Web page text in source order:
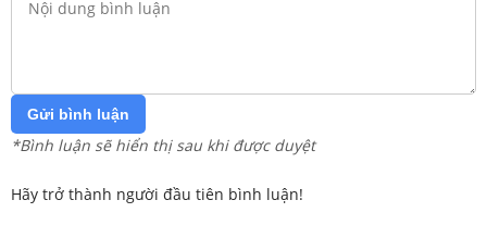
Gửi bình luận
*Bình luận sẽ hiển thị sau khi được duyệt
Hãy trở thành người đầu tiên bình luận!